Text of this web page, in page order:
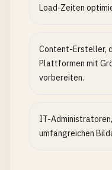
Load-Zeiten
Content-Ersteller,
Plattformen mit
vorbereiten.
IT-
umfangreichen